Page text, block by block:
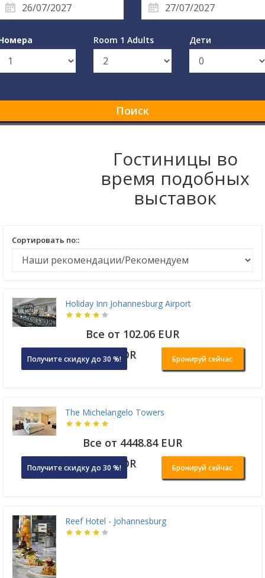
Room 1 Adults Дети
Поиск
Гостиницы во
время подобных
выставок
Сортировать по::
Holiday Inn Johannesburg Airport
Все от 102.06 EUR
Получите скидку до 30 %!OR Бронируй сейчас
The Michelangelo Towers
Все от 4448.84 EUR
Получите скидку до 30 %!OR Бронируй сейчас
Reef Hotel - Johannesburg